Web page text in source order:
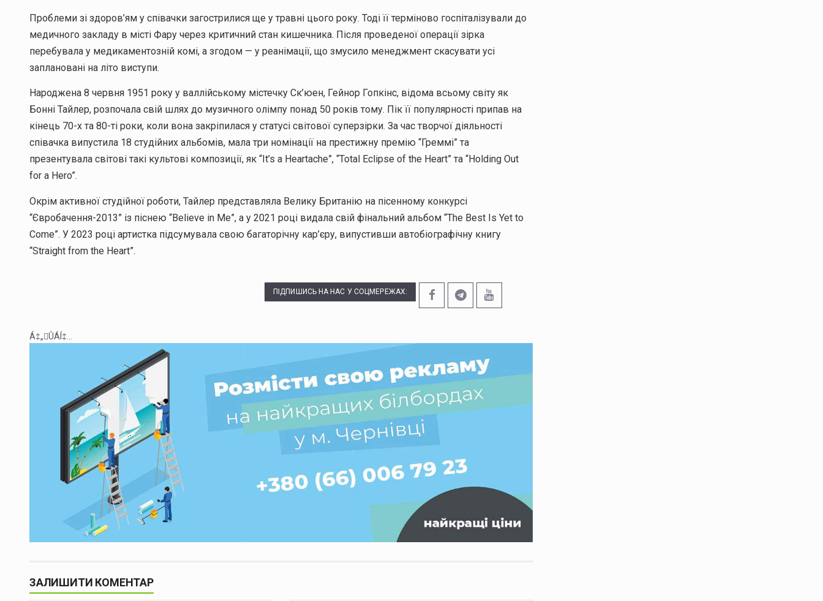
Проблеми зі здоров’ям у співачки загострилися ще у травні цього року. Тоді її терміново госпіталізували до
медичного закладу в місті Фару через критичний стан кишечника. Після проведеної операції зірка
перебувала у медикаментозній комі, а згодом — у реанімації, що змусило менеджмент скасувати усі
заплановані на літо виступи.
Народжена 8 червня 1951 року у валлійському містечку Ск’юен, Гейнор Гопкінс, відома всьому світу як
Бонні Тайлер, розпочала свій шлях до музичного олімпу понад 50 років тому. Пік її популярності припав на
кінець 70-х та 80-ті роки, коли вона закріпилася у статусі світової суперзірки. За час творчої діяльності
співачка випустила 18 студійних альбомів, мала три номінації на престижну премію “Греммі” та
презентувала світові такі культові композиції, як “It’s a Heartache”, “Total Eclipse of the Heart” та “Holding Out
for a Hero”.
Окрім активної студійної роботи, Тайлер представляла Велику Британію на пісенному конкурсі
“Євробачення-2013” із піснею “Believe in Me”, а у 2021 році видала свій фінальний альбом “The Best Is Yet to
Come”. У 2023 році артистка підсумувала свою багаторічну кар’єру, випустивши автобіографічну книгу
“Straight from the Heart”.
ПІДПИШИСЬ НА НАС У СОЦМЕРЕЖАХ:
Á‡„ÛÁÍ‡...
ЗАЛИШИТИ КОМЕНТАР